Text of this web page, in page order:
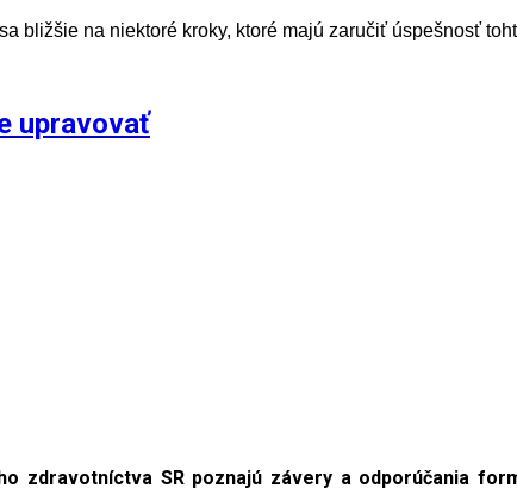
bližšie na niektoré kroky, ktoré majú zaručiť úspešnosť
upravovať
zdravotníctva SR poznajú závery a odporúčania